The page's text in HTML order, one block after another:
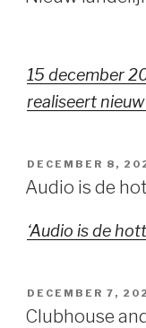
15 december
realiseert
GEPLAATST
OP
DECEMBER 8,
Audio is de
‘Audio is de
GEPLAATST
OP
DECEMBER 7,
Clubhouse